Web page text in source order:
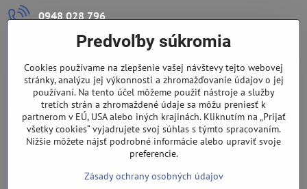
0948 028 796
info​@lazuli​.sk
Lazuli s​.r​.o​.
Predajňa
Nové Zámky, Pri gymnáziu 6
(slepá ulica), v tesnej blízkosti centra mesta, parkovanie v ulici
Predvoľby súkromia
Cookies používame na zlepšenie vašej návštevy tejto webovej
stránky, analýzu jej výkonnosti a zhromažďovanie údajov o jej
používaní. Na tento účel môžeme použiť nástroje a služby
tretích strán a zhromaždené údaje sa môžu preniesť k
partnerom v EÚ, USA alebo iných krajinách. Kliknutím na „Prijať
všetky cookies“ vyjadrujete svoj súhlas s týmto spracovaním.
Nižšie môžete nájsť podrobné informácie alebo upraviť svoje
preferencie.
Zásady ochrany osobných údajov